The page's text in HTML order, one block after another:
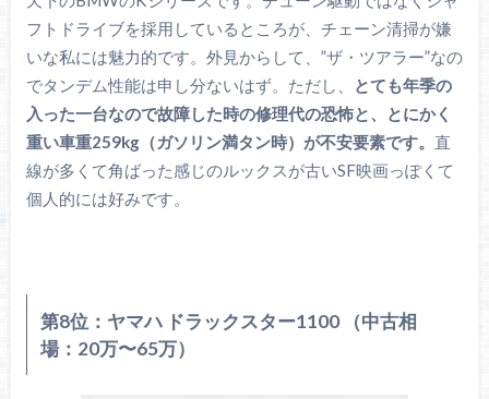
フトドライブを採用しているところが、チェーン清掃が嫌
いな私には魅力的です。外見からして、”ザ・ツアラー”なの
でタンデム性能は申し分ないはず。ただし、
とても年季の
入った一台なので故障した時の修理代の恐怖と、とにかく
重い車重259kg（ガソリン満タン時）が不安要素です。 直
線が多くて角ばった感じのルックスが古いSF映画っぽくて
個人的には好みです。
第8位：ヤマハ ドラックスター1100 （中古相
場：20万〜65万）